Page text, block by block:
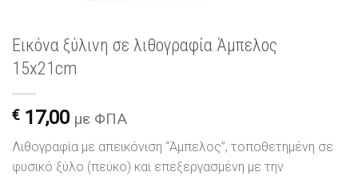
Εικόνα ξύλινη σε λιθογραφία Άμπελος
15x21cm
€ 17,00 με ΦΠΑ
Λιθογραφία με απεικόνιση “Άμπελος”, τοποθετημένη σε
φυσικό ξύλο (πεύκο) και επεξεργασμένη με την